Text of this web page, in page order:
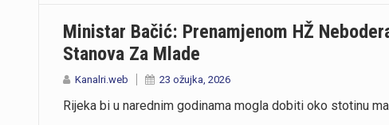
Ministar Bačić: Prenamjenom HŽ
Stanova Za Mlade
Kanalri.web 23 ožujka, 2026
Rijeka bi u narednim godinama mogla dobiti oko stotinu